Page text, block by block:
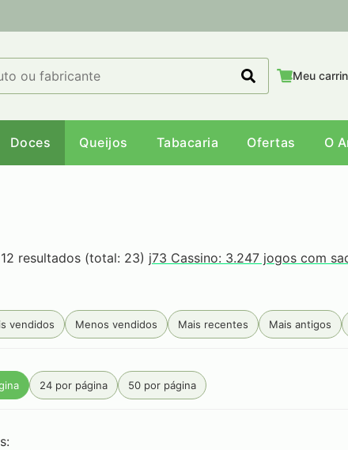
Meu
Doces Queijos Tabacaria Ofertas O
resultados (total: 23) j73 Cassino: 3.247 jogos com
vendidos Menos vendidos Mais recentes Mais antigos
24 por página 50 por página